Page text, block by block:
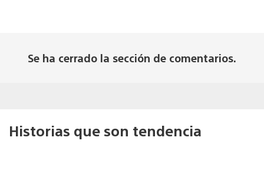
Se ha cerrado la sección de comentarios.
Historias que son tendencia